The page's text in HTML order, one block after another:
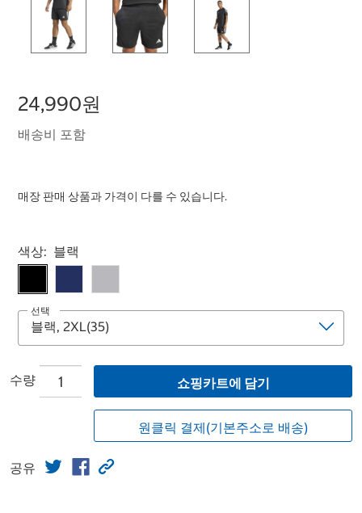
24,990원
배송비 포함
매장 판매 상품과 가격이 다를 수 있습니다.
Select product
색상: 블랙
선택
수량 쇼핑카트에 담기
원클릭 결제(기본주소로 배송)
공유